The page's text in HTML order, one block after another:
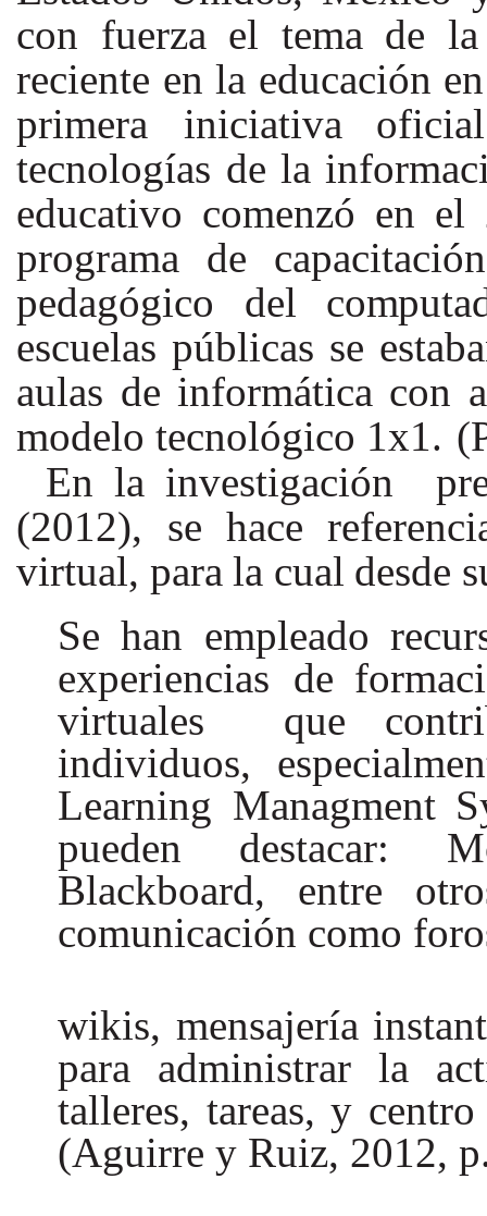
con fuerza el tema de
reciente en la educación
primera iniciativa
tecnologías de la
educativo comenzó en
programa de
pedagógico del
escuelas públicas se
aulas de informática con
modelo tecnológico 1x1.
En la investigación
(2012), se hace
virtual, para la cual desde
Se han empleado
experiencias de
virtuales que
individuos,
Learning Managment
pueden
destacar:
Blackboard, entre
comunicación como
wikis, mensajería
para administrar la
talleres, tareas, y
(Aguirre y Ruiz, 2012,